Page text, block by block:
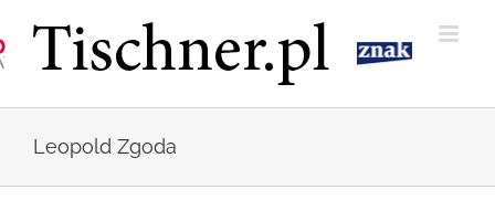
zawartości
Leopold Zgoda